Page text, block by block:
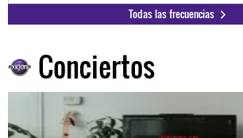
Todas las frecuencias
Conciertos